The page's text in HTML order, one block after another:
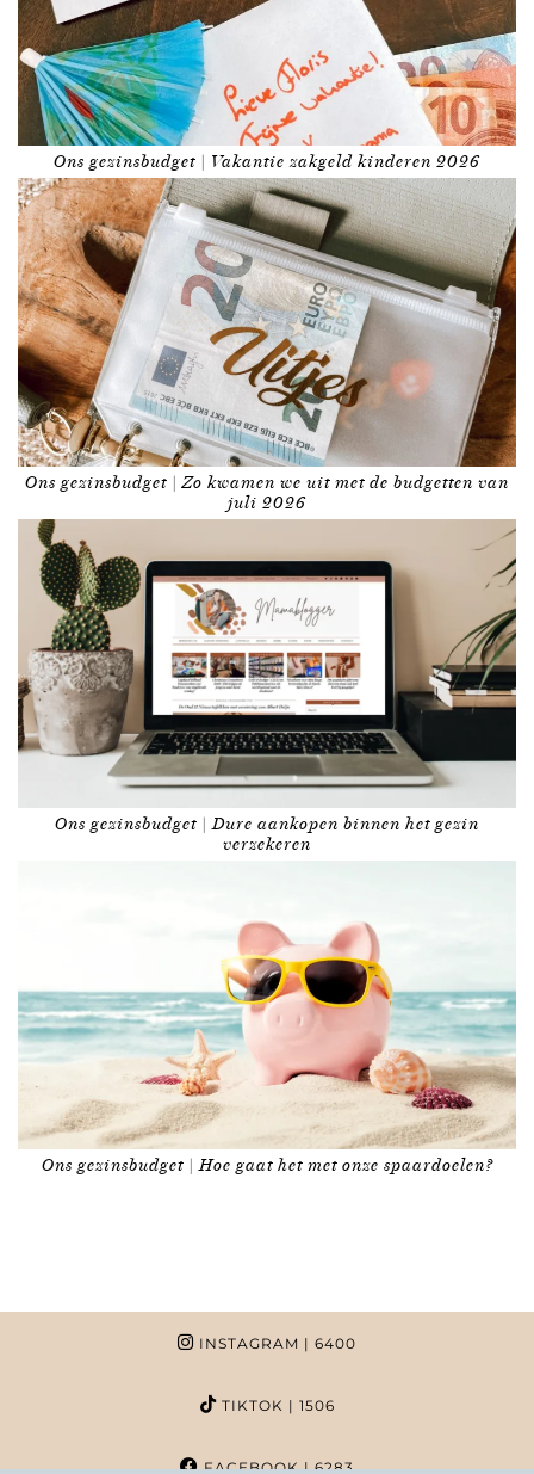
Ons gezinsbudget | Vakantie zakgeld kinderen 2026
Ons gezinsbudget | Zo kwamen we uit met de budgetten van
juli 2026
Ons gezinsbudget | Dure aankopen binnen het gezin
verzekeren
Ons gezinsbudget | Hoe gaat het met onze spaardoelen?
INSTAGRAM | 6400
TIKTOK | 1506
FACEBOOK| 6283